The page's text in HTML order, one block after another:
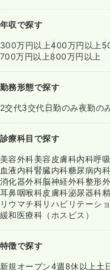
年収で探す
300万円以上400万円以上
700万円以上800万円以上
勤務形態で探す
2交代3交代日勤のみ夜勤の
診療科目で探す
美容外科美容皮膚科内科呼
血液内科腎臓内科糖尿病内
消化器外科脳神経外科整形
耳鼻咽喉科皮膚科泌尿器科
リウマチ科リハビリテーシ
緩和医療科（ホスピス）
特徴で探す
新規オープン4週8休以上 土